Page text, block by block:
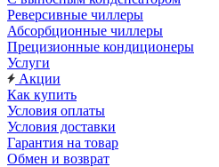
Реверсивные чиллеры
Абсорбционные чиллеры
Прецизионные кондиционеры
Услуги
Акции
Как купить
Условия оплаты
Условия доставки
Гарантия на товар
Обмен и возврат